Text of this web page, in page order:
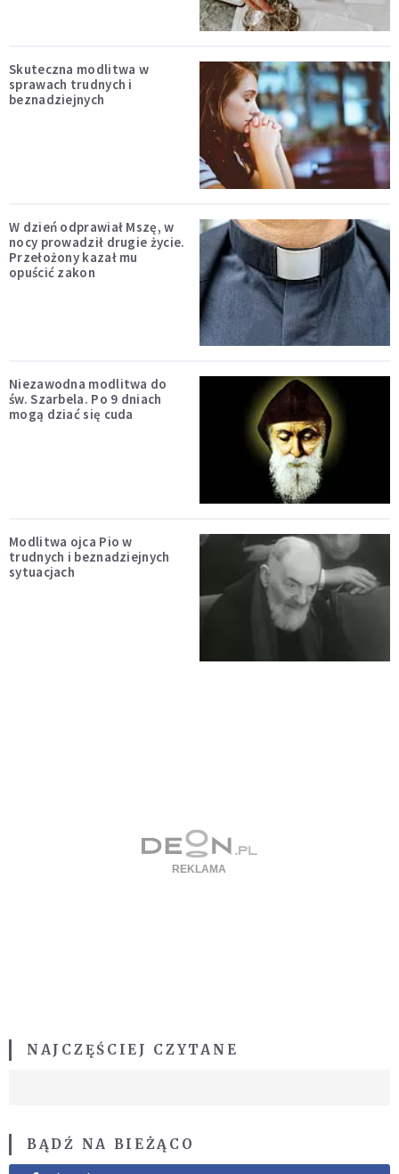
Skuteczna modlitwa w
sprawach trudnych i
beznadziejnych
W dzień odprawiał Mszę, w
nocy prowadził drugie życie.
Przełożony kazał mu
opuścić zakon
Niezawodna modlitwa do
św. Szarbela. Po 9 dniach
mogą dziać się cuda
Modlitwa ojca Pio w
trudnych i beznadziejnych
sytuacjach
NAJCZĘŚCIEJ CZYTANE
BĄDŹ NA BIEŻĄCO